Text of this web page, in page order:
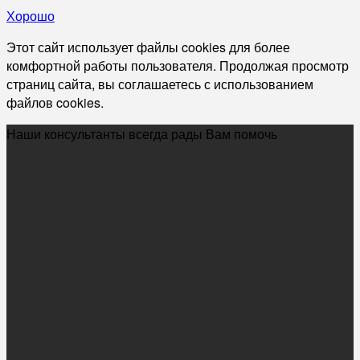
Хорошо
Этот сайт использует файлы cookies для более
комфортной работы пользователя. Продолжая просмотр
страниц сайта, вы соглашаетесь с использованием
файлов cookies.
Наши консультанты всегда рады Вам помочь